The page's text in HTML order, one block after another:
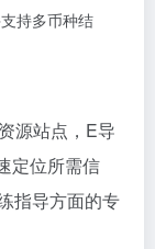
持多币种结
源站点，E导
定位所需信
指导方面的专